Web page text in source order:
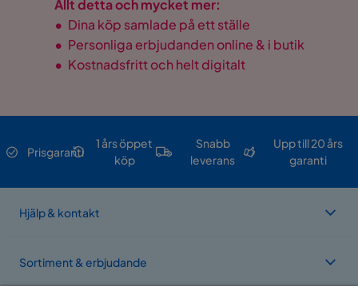
Allt detta och mycket mer:
• Dina köp samlade på ett ställe
• Personliga erbjudanden online & i butik
• Kostnadsfritt och helt digitalt
Prisgaranti
1 års öppet
köp
Snabb
leverans
Upp till 20 års
garanti
Hjälp & kontakt
Sortiment & erbjudande